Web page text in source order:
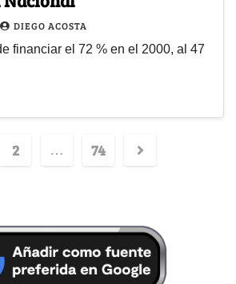
DIEGO ACOSTA
financiar el 72 % en el 2000, al 47
2 … 74